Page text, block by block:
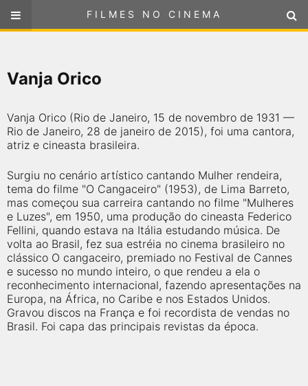
FILMES NO CINEMA
ou
Vanja Orico
Vanja Orico (Rio de Janeiro, 15 de novembro de 1931 —
Rio de Janeiro, 28 de janeiro de 2015), foi uma cantora,
atriz e cineasta brasileira.
Surgiu no cenário artístico cantando Mulher rendeira,
tema do filme "O Cangaceiro" (1953), de Lima Barreto,
mas começou sua carreira cantando no filme "Mulheres
e Luzes", em 1950, uma produção do cineasta Federico
Fellini, quando estava na Itália estudando música. De
volta ao Brasil, fez sua estréia no cinema brasileiro no
clássico O cangaceiro, premiado no Festival de Cannes
e sucesso no mundo inteiro, o que rendeu a ela o
reconhecimento internacional, fazendo apresentações na
Europa, na África, no Caribe e nos Estados Unidos.
Gravou discos na França e foi recordista de vendas no
Brasil. Foi capa das principais revistas da época.
FILMES NO CINEMA
FILMES EM CARTAZ
PRÓXIMOS LANÇAMENTOS
NOTÍCIAS
PÁGINA INICIAL
FilmesNoCinema.com.bré o maior localizador de filmes e
sessões de cinema no Brasil. Através dele, você pode
encontrar os filmes no cinema mais próximos a você ou a
qualquer cidade em território brasileiro. Você pode também
acessar informações sobre cinemas, horários, assistir aos
trailers e muito mais.